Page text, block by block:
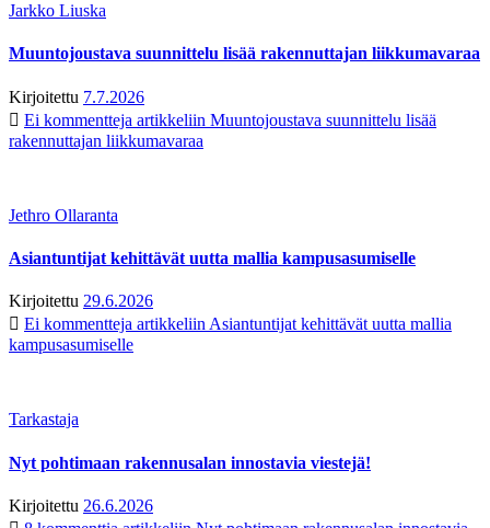
Jarkko Liuska
Muuntojoustava suunnittelu lisää rakennuttajan liikkumavaraa
Kirjoitettu 7.7.2026
Ei kommentteja artikkeliin Muuntojoustava suunnittelu lisää
rakennuttajan liikkumavaraa
Jethro Ollaranta
Asiantuntijat kehittävät uutta mallia kampusasumiselle
Kirjoitettu 29.6.2026
Ei kommentteja artikkeliin Asiantuntijat kehittävät uutta mallia
kampusasumiselle
Tarkastaja
Nyt pohtimaan rakennusalan innostavia viestejä!
Kirjoitettu 26.6.2026